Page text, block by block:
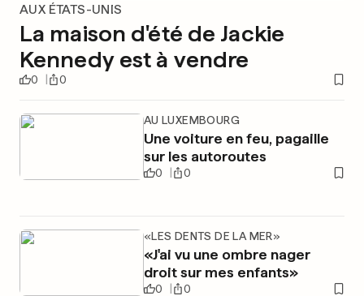
AUX ÉTATS-UNIS
La maison d'été de Jackie
Kennedy est à vendre
0 0
AU LUXEMBOURG
Une voiture en feu, pagaille
sur les autoroutes
0 0
«LES DENTS DE LA MER»
«J'ai vu une ombre nager
droit sur mes enfants»
0 0